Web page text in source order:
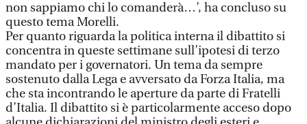
non sappiamo chi lo comanderà…’, ha concluso su
questo tema Morelli.
Per quanto riguarda la politica interna il dibattito si
concentra in queste settimane sull’ipotesi di terzo
mandato per i governatori. Un tema da sempre
sostenuto dalla Lega e avversato da Forza Italia, ma
che sta incontrando le aperture da parte di Fratelli
d’Italia. Il dibattito si è particolarmente acceso dopo